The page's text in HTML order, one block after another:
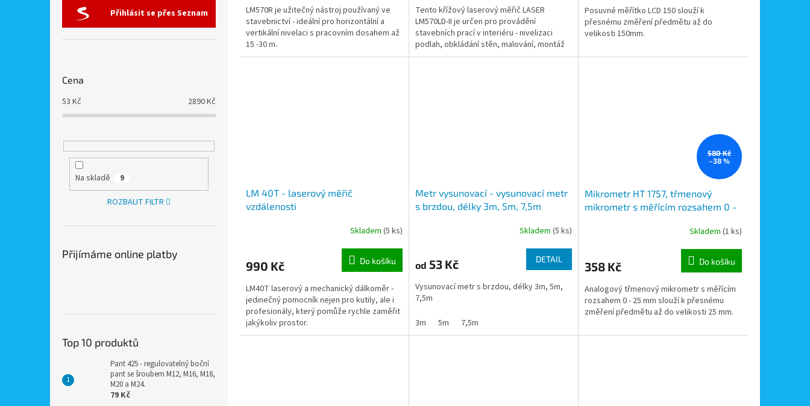
Přihlásit se přes Seznam
Cena
53 Kč 2890Kč
Na skladě 9
ROZBALIT FILTR
Přijímáme online platby
Top 10 produktů
Pant 425 - regulovatelný boční
pant se šroubem M12, M16, M18,
M20 a M24.
79 Kč
LM570R je užitečný nástroj používaný ve
stavebnictví - ideální pro horizontální a
vertikální nivelaci s pracovním dosahem až
15 -30 m.
Tento křížový laserový měřič LASER
LM570LD-II je určen pro provádění
stavebních prací v interiéru - nivelizaci
podlah, obkládání stěn, malování, montáž
nábytku apod.
Posuvné měřítko LCD 150 slouží k
přesnému změření předmětu až do
velikosti 150mm.
LM 40T - laserový měřič
vzdálenosti
Skladem (5 ks)
990 Kč Do košíku
LM40T laserový a mechanický dálkoměr -
jedinečný pomocník nejen pro kutily, ale i
profesionály, který pomůže rychle zaměřit
jakýkoliv prostor.
Metr vysunovací - vysunovací metr
s brzdou, délky 3m, 5m, 7,5m
Skladem (5 ks)
od 53 Kč DETAIL
Vysunovací metr s brzdou, délky 3m, 5m,
7,5m
3m 5m 7,5m
580 Kč
–38 %
Mikrometr HT 1757, třmenový
mikrometr s měřícím rozsahem 0 -
Skladem (1 ks)
358 Kč Do košíku
Analogový třmenový mikrometr s měřícím
rozsahem 0 - 25 mm slouží k přesnému
změření předmětu až do velikosti 25 mm.